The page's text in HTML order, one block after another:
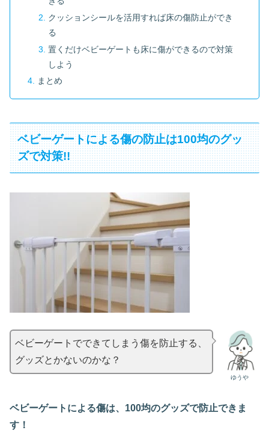
クッションシールを活用すれば床の傷防止ができ
る
置くだけベビーゲートも床に傷ができるので対策
しよう
まとめ
ベビーゲートによる傷の防止は100均のグッ
ズで対策!!
ゆうや
ベビーゲートでできてしまう傷を防止する、
グッズとかないのかな？
ベビーゲートによる傷は、100均のグッズで防止できま
す！